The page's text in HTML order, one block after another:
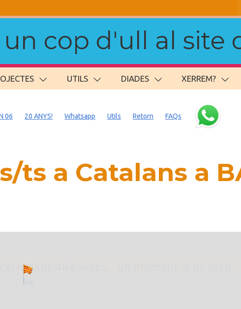
cop d'ull al site
UTILS DIADES XERREM?
06 20 ANYS! Whatsapp Utils Retorn FAQs
ts a Catalans a
484 webs... un moment si us plau